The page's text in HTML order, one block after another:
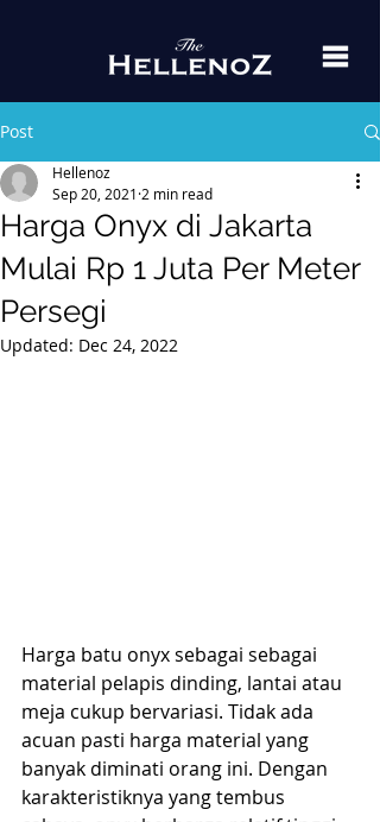
Post
Harga Onyx di Jakarta
Mulai Rp 1 Juta Per Meter
Persegi
Hellenoz
Sep 20, 2021 2 min read
Updated: Dec 24, 2022
Harga batu onyx sebagai sebagai
material pelapis dinding, lantai atau
meja cukup bervariasi. Tidak ada
acuan pasti harga material yang
banyak diminati orang ini. Dengan
karakteristiknya yang tembus